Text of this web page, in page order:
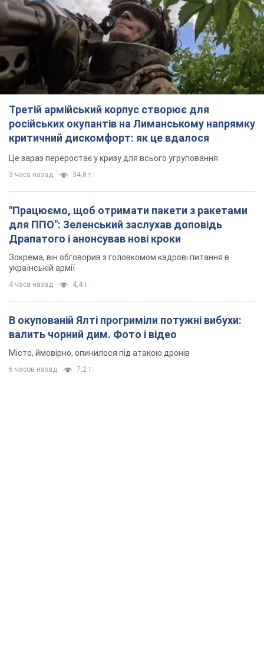
Третій армійський корпус створює для
російських окупантів на Лиманському напрямку
критичний дискомфорт: як це вдалося
Це зараз переростає у кризу для всього угруповання
3 часа назад 34,8 т.
"Працюємо, щоб отримати пакети з ракетами
для ППО": Зеленський заслухав доповідь
Драпатого і анонсував нові кроки
Зокрема, він обговорив з головкомом кадрові питання в
українській армії
4 часа назад 4,4 т.
В окупованій Ялті прогриміли потужні вибухи:
валить чорний дим. Фото і відео
Місто, ймовірно, опинилося під атакою дронів
6 часов назад 7,2 т.